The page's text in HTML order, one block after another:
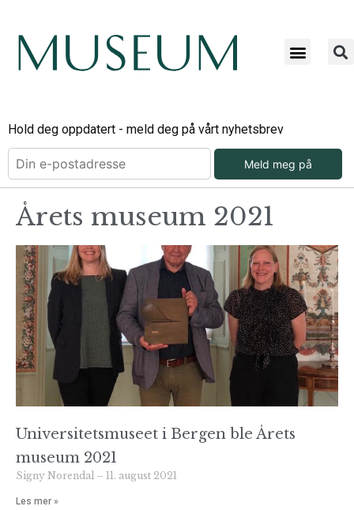
Hold deg oppdatert - meld deg på vårt nyhetsbrev
Meld meg på
Årets museum 2021
Universitetsmuseet i Bergen ble Årets
museum 2021
Signy Norendal 11. august 2021
Les mer »